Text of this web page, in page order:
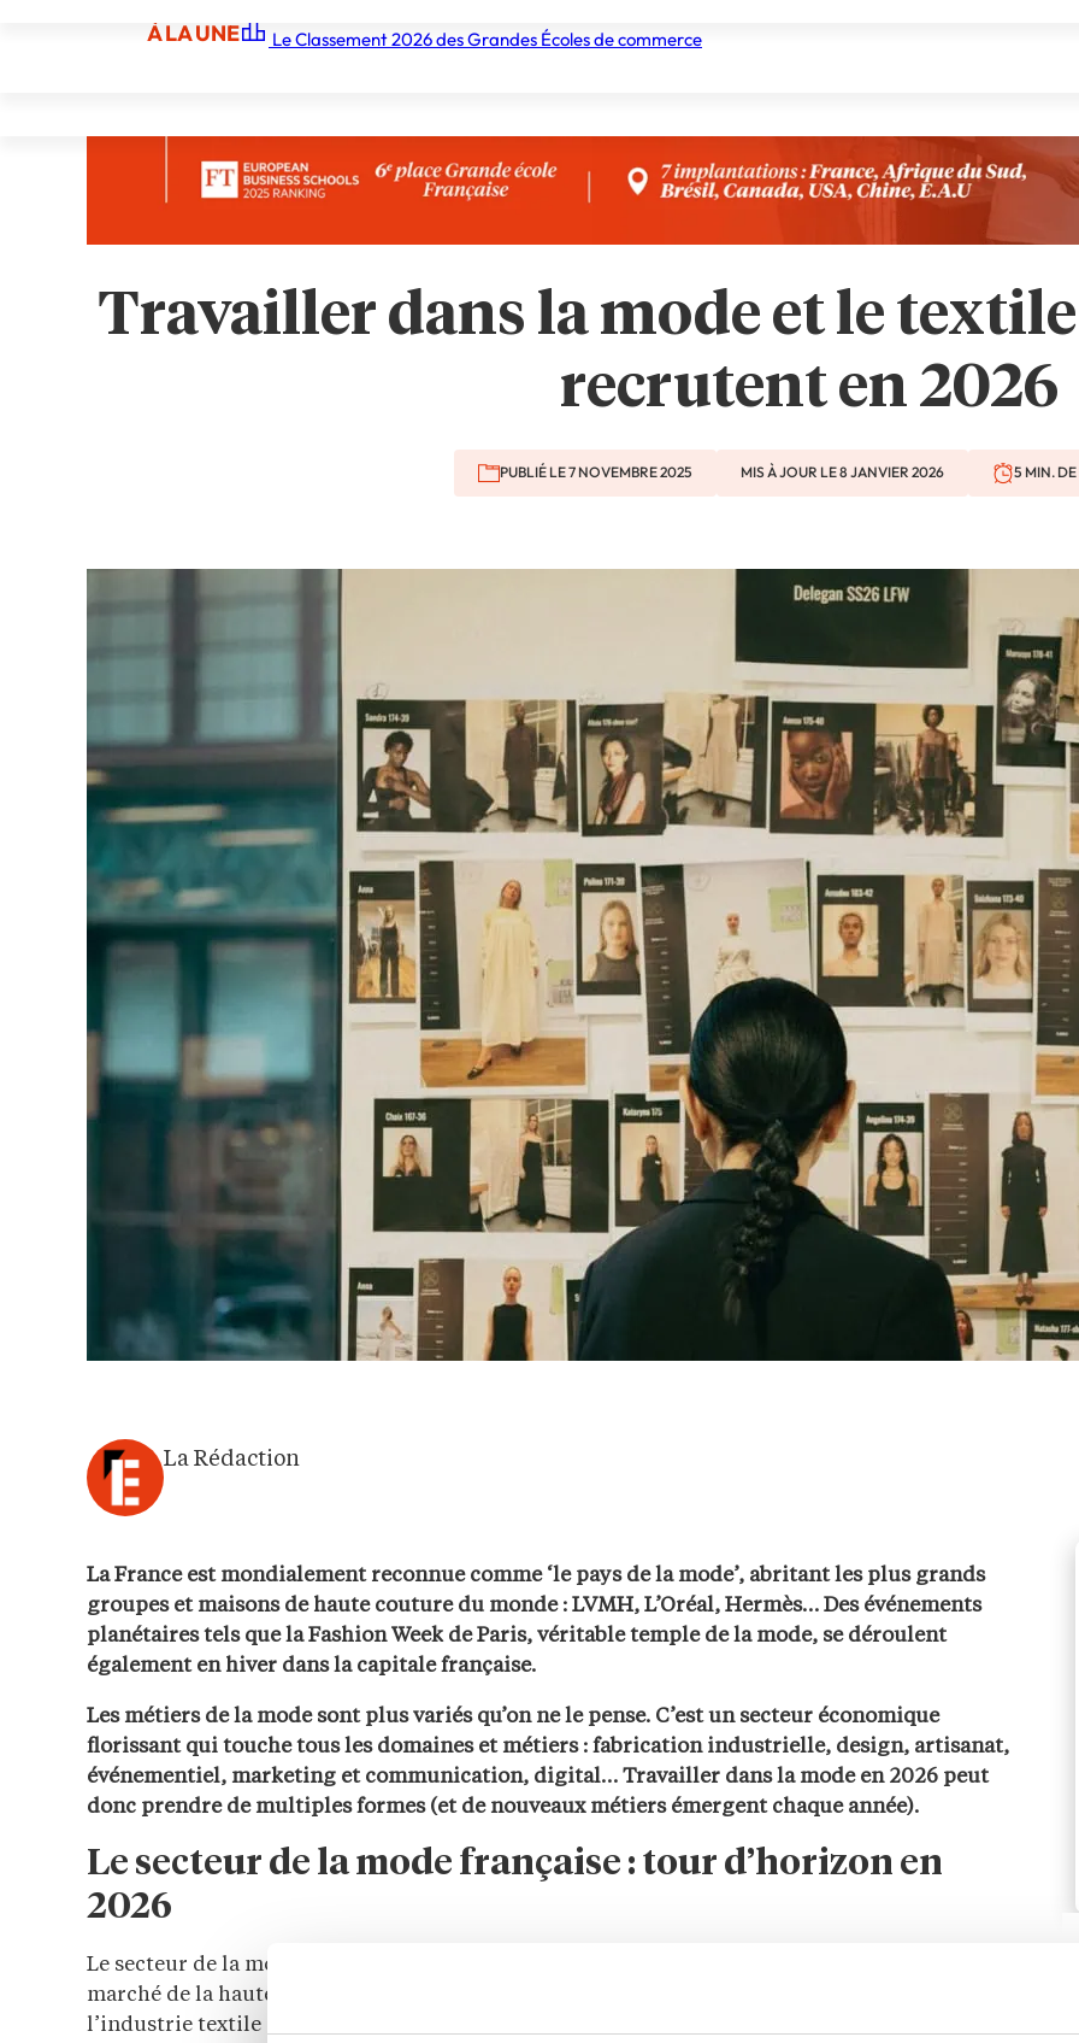
À LA UNE Le Classement 2026 des Grandes Écoles de commerce
Travailler dans la mode et le
recrutent en 2026
PUBLIÉ LE 7 NOVEMBRE 2025 MIS À JOUR LE 8 JANVIER 2026 5 MIN.
La Rédaction
La France est mondialement reconnue comme ‘le pays de la mode’, abritant les plus grands
groupes et maisons de haute couture du monde : LVMH, L’Oréal, Hermès… Des événements
planétaires tels que la Fashion Week de Paris, véritable temple de la mode, se déroulent
également en hiver dans la capitale française.
Les métiers de la mode sont plus variés qu’on ne le pense. C’est un secteur économique
florissant qui touche tous les domaines et métiers : fabrication industrielle, design, artisanat,
événementiel, marketing et communication, digital… Travailler dans la mode en 2026 peut
donc prendre de multiples formes (et de nouveaux métiers émergent chaque année).
Le secteur de la mode française : tour d’horizon en
2026
Le secteur de la mode et du textile est très large et hétérogène, il comprend aussi bien le
marché de la haute couture (qui ne compte aujourd’hui que
l’industrie textile grand public. La France est le leader mondial de la mode et du luxe avec un